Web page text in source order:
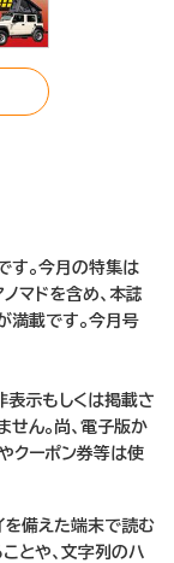
す。今月の特集は
マドを含め、本誌
満載です。今月号
表示もしくは掲載さ
ん。尚、電子版か
クーポン券等は使
を備えた端末で読む
とや、文字列のハ